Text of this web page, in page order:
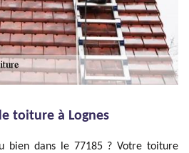
toiture à Lognes
bien dans le 77185 ? Votre toiture